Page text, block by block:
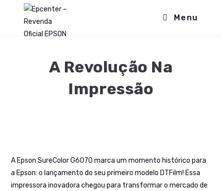
Menu
A Revolução Na
Impressão
A Epson SureColor G6070 marca um momento histórico para
a Epson: o lançamento do seu primeiro modelo DTFilm! Essa
impressora inovadora chegou para transformar o mercado de